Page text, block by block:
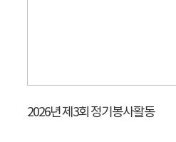
2026년 제3회 정기봉사활동